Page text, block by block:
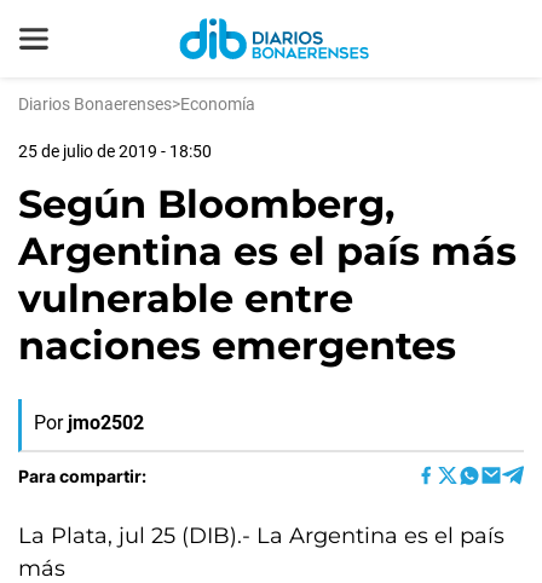
Diarios Bonaerenses>Economía
25 de julio de 2019 - 18:50
Según Bloomberg,
Argentina es el país más
vulnerable entre
naciones emergentes
Por jmo2502
Para compartir:
La Plata, jul 25 (DIB).- La Argentina es el país
más